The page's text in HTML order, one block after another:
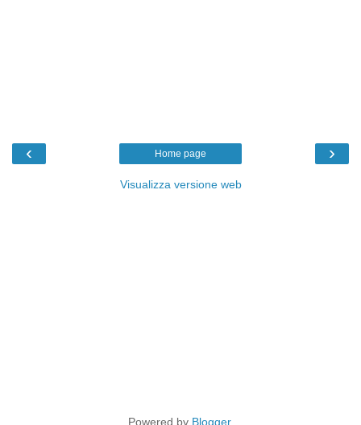
‹ ›
Home page
Visualizza versione web
Powered by Blogger.